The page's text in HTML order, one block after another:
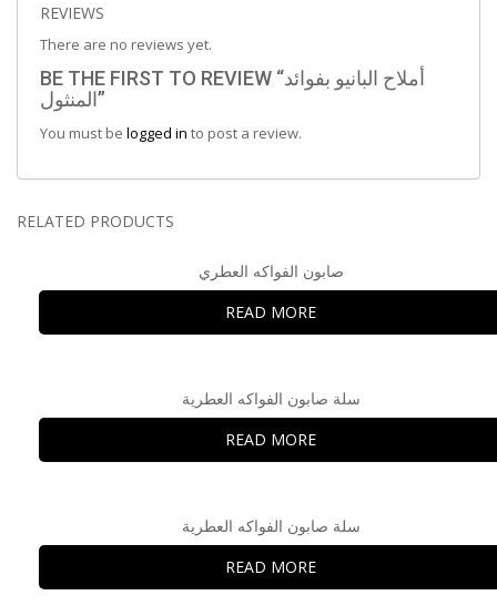
REVIEWS
There are no reviews yet.
BE THE FIRST TO REVIEW “أملاح البانيو بفوائد
المنثول”
You must be logged in to post a review.
RELATED PRODUCTS
صابون الفواكه العطري
READ MORE
سلة صابون الفواكه العطرية
READ MORE
سلة صابون الفواكه العطرية
READ MORE